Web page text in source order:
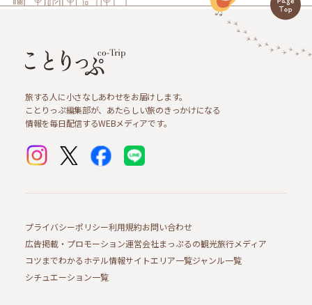
旅する人に小さなしあわせをお届けします。
ことりっぷ編集部が、あたらしい旅のきっかけになる
情報を毎日配信するWEBメディアです。
プライバシーポリシー利用規約お問い合わせ
広告掲載・プロモーション運営会社まっぷるの観光旅行メディア
コツまでわかるホテル情報サイトエリア一覧ジャンル一覧
シチュエーション一覧